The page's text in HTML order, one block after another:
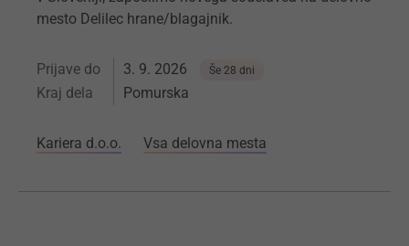
mesto Delilec hrane/blagajnik.
Prijave do 3. 9. 2026 Še 28 dni
Kraj dela Pomurska
Kariera d.o.o. Vsa delovna mesta